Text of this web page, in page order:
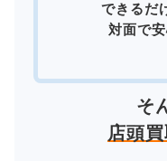
できるだ
対面で
そ
店頭買